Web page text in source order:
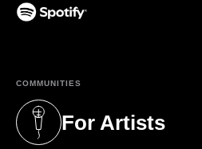
COMMUNITIES
For Artists
(opens in a new tab)